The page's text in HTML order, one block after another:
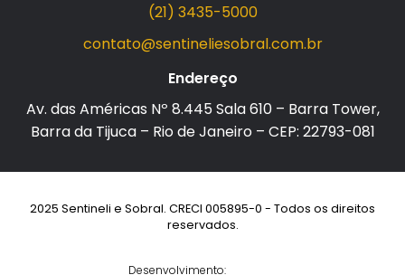
(21) 3435-5000
contato@sentineliesobral.com.br
Endereço
Av. das Américas Nº 8.445 Sala 610 – Barra Tower,
Barra da Tijuca – Rio de Janeiro – CEP: 22793-081
2025 Sentineli e Sobral. CRECI 005895-0 - Todos os direitos
reservados.
Desenvolvimento: